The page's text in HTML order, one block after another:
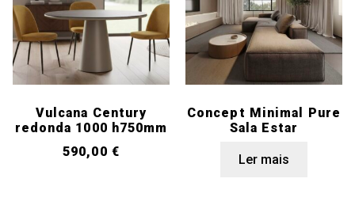
Vulcana Century
redonda 1000 h750mm
590,00 €
Concept Minimal Pure
Sala Estar
Ler mais